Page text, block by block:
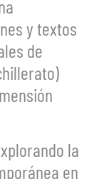
y textos
de
la
en